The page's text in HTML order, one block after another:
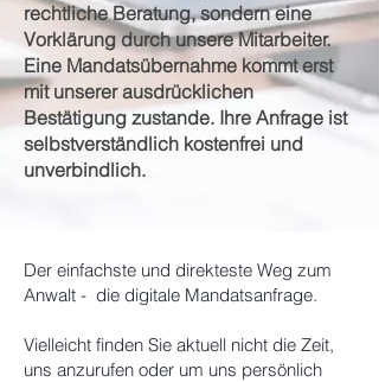
rechtliche Beratung, sondern eine
Vorklärung durch unsere Mitarbeiter.
Eine Mandatsübernahme kommt erst
mit unserer ausdrücklichen
Bestätigung zustande. Ihre Anfrage ist
selbstverständlich kostenfrei und
unverbindlich.
Der einfachste und direkteste Weg zum
Anwalt - die digitale Mandatsanfrage.
Vielleicht finden Sie aktuell nicht die Zeit,
uns anzurufen oder um uns persönlich